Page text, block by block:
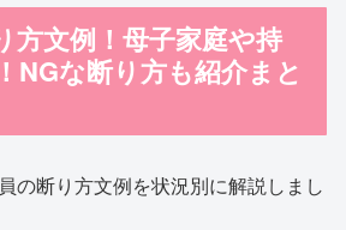
方文例！母子家庭や持
NGな断り方も紹介まと
の断り方文例を状況別に解説しまし